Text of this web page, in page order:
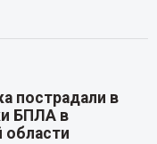
пострадали в
БПЛА в
области